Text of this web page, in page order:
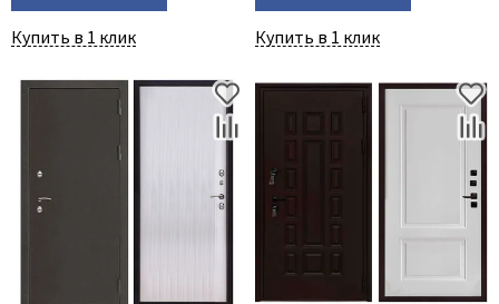
Купить в 1 клик Купить в 1 клик